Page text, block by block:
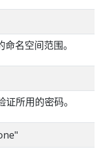
名空间范围。
所用的密码。